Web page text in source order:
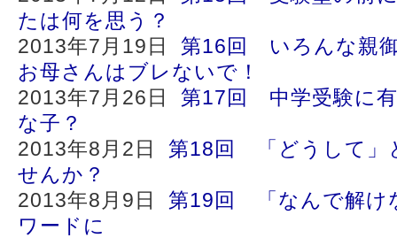
たは何を思う？
2013年7月19日 第16回 いろんな親
お母さんはブレないで！
2013年7月26日 第17回 中学受験に
な子？
2013年8月2日 第18回 「どうして」
せんか？
2013年8月9日 第19回 「なんで解け
ワードに